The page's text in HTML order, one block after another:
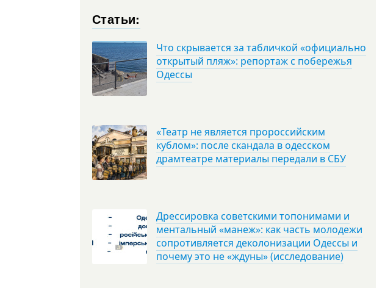
Статьи:
Что скрывается за табличкой «официально
открытый пляж»: репортаж с побережья
Одессы
«Театр не является пророссийским
кублом»: после скандала в одесском
драмтеатре материалы передали в СБУ
Дрессировка советскими топонимами и
ментальный «манеж»: как часть молодежи
сопротивляется деколонизации Одессы и
почему это не «ждуны» (исследование)